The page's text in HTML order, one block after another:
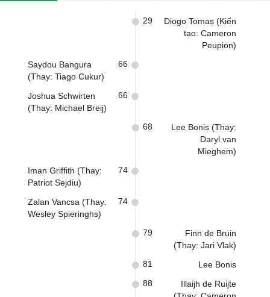
Diogo Tomas (Kiến
tạo: Cameron
Peupion)
29
Saydou Bangura
(Thay: Tiago Cukur)
66
Joshua Schwirten
(Thay: Michael Breij)
66
Lee Bonis (Thay:
Daryl van
Mieghem)
68
Iman Griffith (Thay:
Patriot Sejdiu)
74
Zalan Vancsa (Thay:
Wesley Spieringhs)
74
Finn de Bruin
(Thay: Jari Vlak)
79
Lee Bonis
81
Illaijh de Ruijte
88